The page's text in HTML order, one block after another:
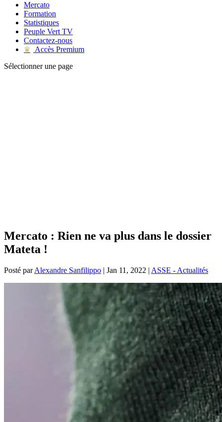
Mercato
Formation
Statistiques
Peuple Vert TV
Contactez-nous
♛
Accès Premium
Sélectionner une page
Mercato : Rien ne va plus dans le dossier
Mateta !
Posté parAlexandre Sanfilippo | Jan 11, 2022 | ASSE - Actualités